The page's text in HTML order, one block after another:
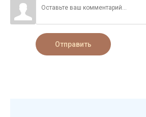
Отправить